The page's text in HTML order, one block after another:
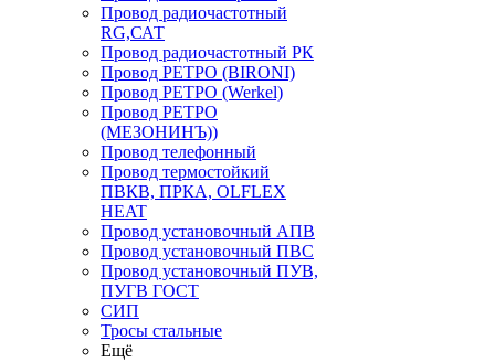
Провод радиочастотный
RG,САТ
Провод радиочастотный РК
Провод РЕТРО (BIRONI)
Провод РЕТРО (Werkel)
Провод РЕТРО
(МЕЗОНИНЪ))
Провод телефонный
Провод термостойкий
ПВКВ, ПРКА, OLFLEX
HEAT
Провод установочный АПВ
Провод установочный ПВС
Провод установочный ПУВ,
ПУГВ ГОСТ
СИП
Тросы стальные
Ещё